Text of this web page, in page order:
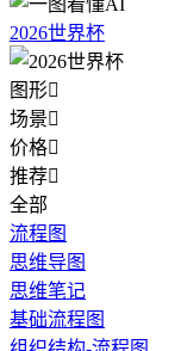
2026世界杯
图形
场景
价格
推荐
全部
流程图
思维导图
思维笔记
基础流程图